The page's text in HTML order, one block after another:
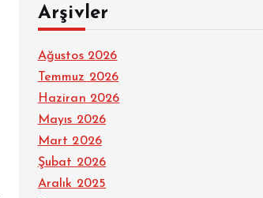
Arşivler
Ağustos 2026
Temmuz 2026
Haziran 2026
Mayıs 2026
Mart 2026
Şubat 2026
Aralık 2025